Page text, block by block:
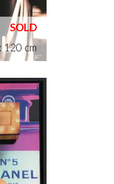
120 cm